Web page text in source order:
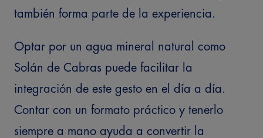
también forma parte de la experiencia.
Optar por un agua mineral natural
como
Solán de Cabras puede facilitar la
integración de este gesto en el día a día.
Contar con un formato práctico y tenerlo
siempre a mano ayuda a convertir la